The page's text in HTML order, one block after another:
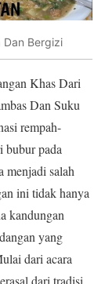
Dan Bergizi
Khas Dari
Dan Suku
rempah-
bubur pada
menjadi salah
ini tidak hanya
kandungan
yang
dari acara
dari tradisi